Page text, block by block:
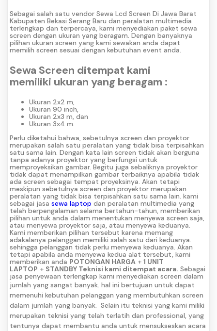
Sebagai salah satu vendor Sewa Lcd Screen Di Jawa Barat
Kabupaten Bekasi Serang Baru dan peralatan multimedia
terlengkap dan terpercaya, kami menyediakan paket sewa
screen dengan ukuran yang beragam. Dengan banyaknya
pilihan ukuran screen yang kami sewakan anda dapat
memilih screen sesuai dengan kebutuhan event anda.
Sewa Screen ditempat kami
memiliki ukuran yang beragam :
Ukuran 2x2 m,
Ukuran 90 inch,
Ukuran 2x3 m, dan
Ukuran 3x4 m.
Perlu diketahui bahwa, sebetulnya screen dan proyektor
merupakan salah satu peralatan yang tidak bisa terpisahkan
satu sama lain. Dengan kata lain screen tidak akan berguna
tanpa adanya proyektor yang berfungsi untuk
memproyeksikan gambar. Begitu juga sebaliknya proyektor
tidak dapat menampilkan gambar terbaiknya apabila tidak
ada screen sebagai tempat proyeksinya. Akan tetapi
meskipun sebetulnya screen dan proyektor merupakan
peralatan yang tidak bisa terpisahkan satu sama lain. kami
sebagai jasa sewa laptop dan peralatan multimedia yang
telah berpengalaman selama bertahun-tahun, memberikan
pilihan untuk anda dalam menentukan menyewa screen saja,
atau menyewa proyektor saja, atau menyewa keduanya.
Kami memberikan pilihan tersebut karena memang
adakalanya pelanggan memiliki salah satu dari keduanya.
sehingga pelanggan tidak perlu menyewa keduanya. Akan
tetapi apabila anda menyewa kedua alat tersebut, kami
memberikan anda POTONGAN HARGA + 1 UNIT
LAPTOP + STANDBY Teknisi kami ditempat acara. Sebagai
jasa penyewaan terlengkap kami menyediakan screen dalam
jumlah yang sangat banyak. hal ini bertujuan untuk dapat
memenuhi kebutuhan pelanggan yang membutuhkan screen
dalam jumlah yang banyak. Selain itu teknisi yang kami miliki
merupakan teknisi yang telah terlatih dan professional, yang
tentunya dapat membantu anda untuk mensukseskan acara